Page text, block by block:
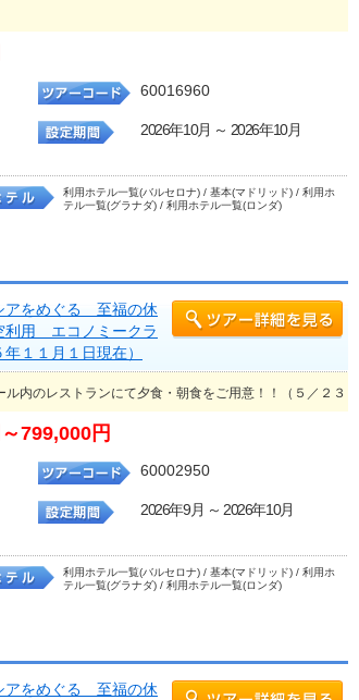
60016960
2026年10月 ～ 2026年10月
利用ホテル一覧(バルセロナ) / 基本(マドリッド) / 利用ホ
テル一覧(グラナダ) / 利用ホテル一覧(ロンダ)
アをめぐる 至福の休
利用 エコノミークラ
１１月１日現在）
内のレストランにて夕食・朝食をご用意！！（５／２３
799,000円
60002950
2026年9月 ～ 2026年10月
利用ホテル一覧(バルセロナ) / 基本(マドリッド) / 利用ホ
テル一覧(グラナダ) / 利用ホテル一覧(ロンダ)
アをめぐる 至福の休